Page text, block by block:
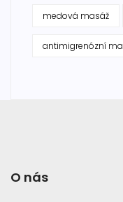
medová masáž
antimigrenózní
O nás